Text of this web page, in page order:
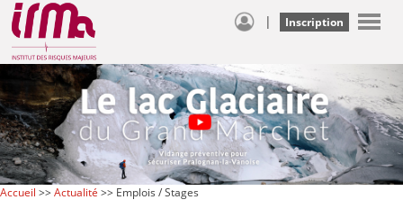
| Inscription
Accueil >>Actualité >> Emplois / Stages